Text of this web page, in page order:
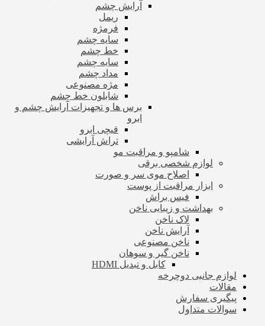
آرایش چشم
ریمل
فرمژه
سایه چشم
خط چشم
سایه چشم
مداد چشم
مژه مصنوعی
شابلون خط چشم
برس ها و تجهیزات آرایش چشم و
ابرو
قیچی ابرو
تراش آرایشی
شامپو و مراقبت مو
لوازم شخصی برقی
اصلاح موی سر و صورت
ابزار مراقبت از پوست
فیس براش
بهداشت و زیبایی ناخن
لاک ناخن
آرایش ناخن
ناخن مصنوعی
ناخن گیر و سوهان
کابل و تبدیل HDMI
لوازم جانبی دوچرخه
مقالات
پیگیری سفارش
سوالات متداول